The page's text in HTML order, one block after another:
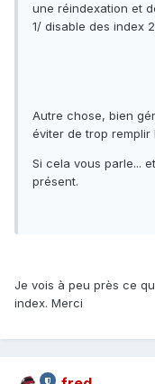
une réindexation et
1/ disable des index
Autre chose, bien
éviter de trop remplir
Si cela vous parle...
présent.
Je vois à peu près ce
index. Merci